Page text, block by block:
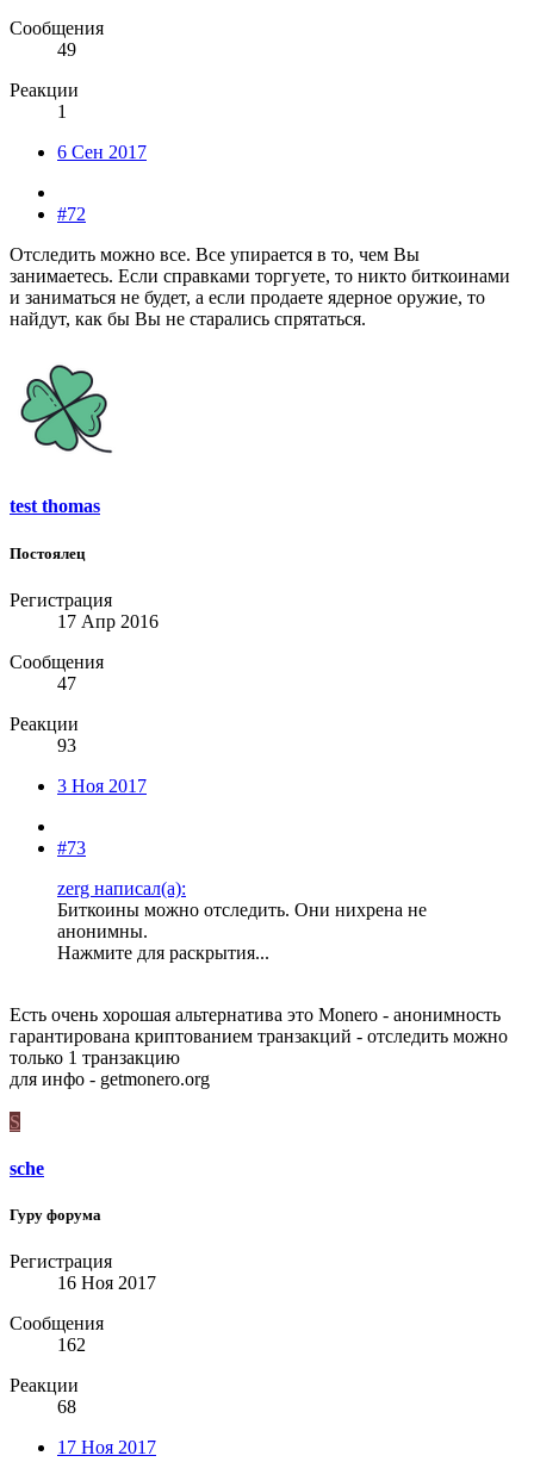
Сообщения
49
Реакции
1
6 Сен 2017
#72
Отследить можно все. Все упирается в то, чем Вы
занимаетесь. Если справками торгуете, то никто биткоинами
и заниматься не будет, а если продаете ядерное оружие, то
найдут, как бы Вы не старались спрятаться.
test thomas
Постоялец
Регистрация
17 Апр 2016
Сообщения
47
Реакции
93
3 Ноя 2017
#73
zerg написал(а):
Биткоины можно отследить. Они нихрена не
анонимны.
Нажмите для раскрытия...
Есть очень хорошая альтернатива это Monero - анонимность
гарантирована криптованием транзакций - отследить можно
только 1 транзакцию
для инфо - getmonero.org
S
sche
Гуру форума
Регистрация
16 Ноя 2017
Сообщения
162
Реакции
68
17 Ноя 2017